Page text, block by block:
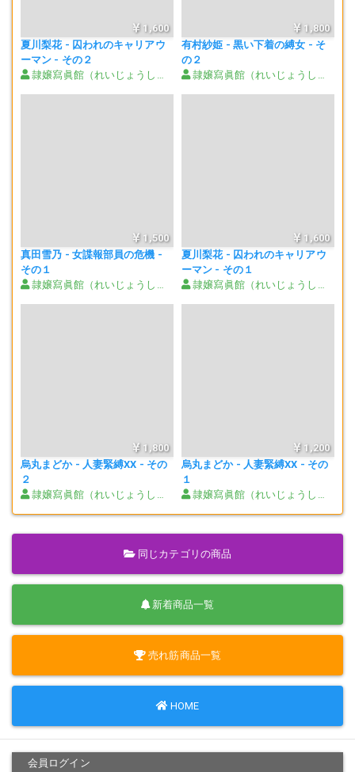
1,600
夏川梨花 - 囚われのキャリアウ
ーマン - その２
隷嬢寫眞館（れいじょうしゃしんかん）
1,800
有村紗姫 - 黒い下着の縛女 - そ
の２
隷嬢寫眞館（れいじょうしゃしんかん）
1,500
真田雪乃 - 女諜報部員の危機 -
その１
隷嬢寫眞館（れいじょうしゃしんかん）
1,600
夏川梨花 - 囚われのキャリアウ
ーマン - その１
隷嬢寫眞館（れいじょうしゃしんかん）
1,800
烏丸まどか - 人妻緊縛XX - その
２
隷嬢寫眞館（れいじょうしゃしんかん）
1,200
烏丸まどか - 人妻緊縛XX - その
１
隷嬢寫眞館（れいじょうしゃしんかん）
同じカテゴリの商品
新着商品一覧
売れ筋商品一覧
HOME
会員ログイン